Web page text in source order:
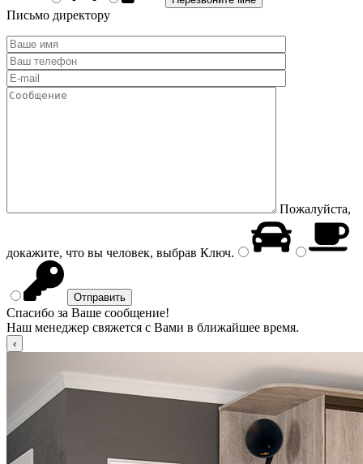
Письмо директору
Пожалуйста,
докажите, что вы человек, выбрав Ключ.
Спасибо за Ваше сообщение!
Наш менеджер свяжется с Вами в ближайшее время.